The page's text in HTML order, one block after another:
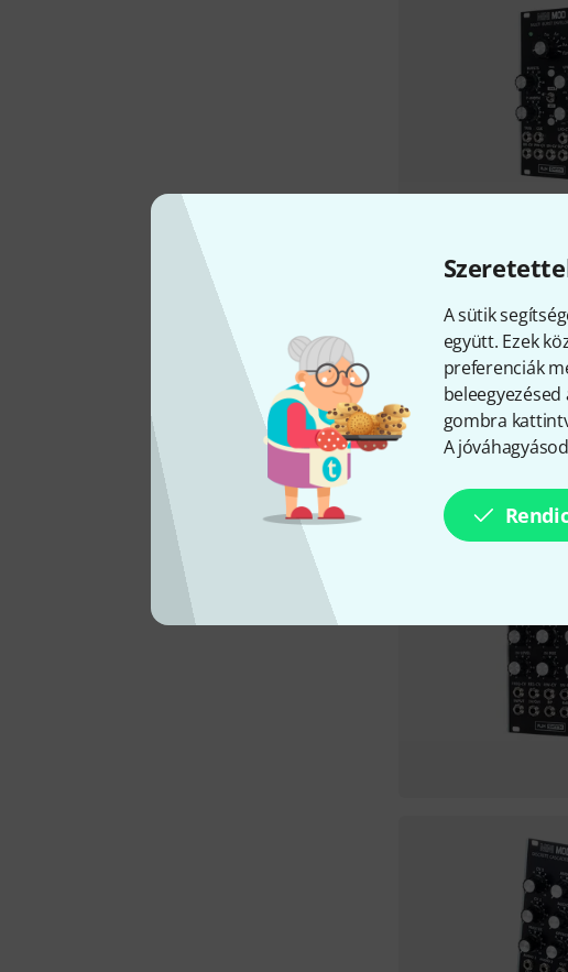
A sütik
együtt. Ezek
preferenciák
gombra
A